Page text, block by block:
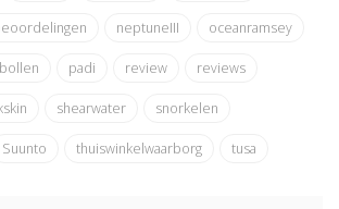
neptuneIII oceanramsey
padi review reviews
shearwater snorkelen
Suunto thuiswinkelwaarborg tusa